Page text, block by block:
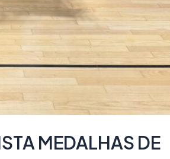
MEDALHAS DE